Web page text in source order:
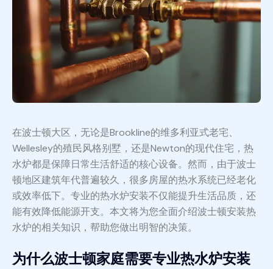
在波士顿大区，无论是Brookline的维多利亚式老宅、
Wellesley的殖民风格别墅，还是Newton的现代住宅，热
水炉都是保障日常生活舒适的核心设备。然而，由于波士
顿地区建筑年代普遍较久，很多房屋的热水系统已经老化
或效率低下。专业的热水炉安装不仅能提升生活品质，还
能有效降低能源开支。本文将为您全面介绍波士顿安装热
水炉的相关知识，帮助您做出明智的决策。
为什么波士顿家庭需要专业热水炉安装